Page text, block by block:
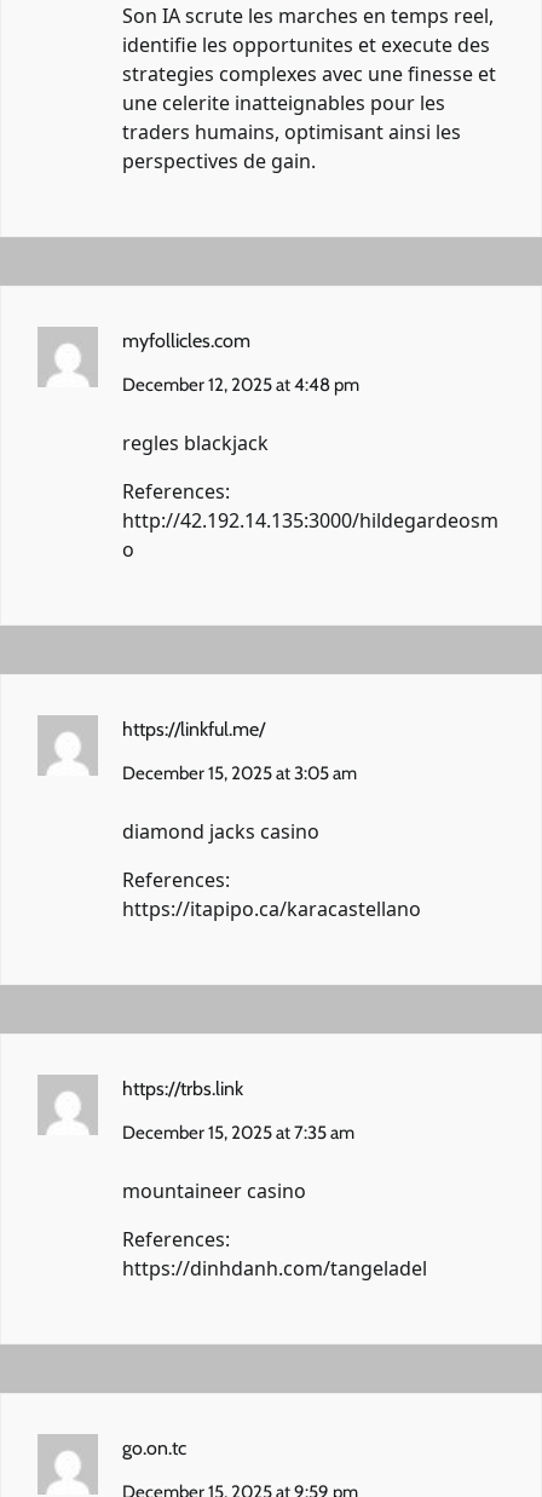
Son IA scrute les marches en temps reel,
identifie les opportunites et execute des
strategies complexes avec une finesse et
une celerite inatteignables pour les
traders humains, optimisant ainsi les
perspectives de gain.
myfollicles.com
December 12, 2025 at 4:48 pm
regles blackjack
References:
http://42.192.14.135:3000/hildegardeosm
o
https://linkful.me/
December 15, 2025 at 3:05 am
diamond jacks casino
References:
https://itapipo.ca/karacastellano
https://trbs.link
December 15, 2025 at 7:35 am
mountaineer casino
References:
https://dinhdanh.com/tangeladel
go.on.tc
December 15, 2025 at 9:59 pm